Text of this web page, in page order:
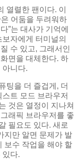
열렬한 팬이다. 이
어둠을 두려워하
”는 대사가 기억에
자에게 터미널의
수 있고, 그래서인
면을 대체한다. 하
아니다.
팅을 더 즐겁게, 더
트 모드 브라우저
것은 열정이 지나쳐
래픽 브라우저를 좋
필요도 있다. 새로
지만 알면 문제가 발
보수 작업을 해야 할
있다.